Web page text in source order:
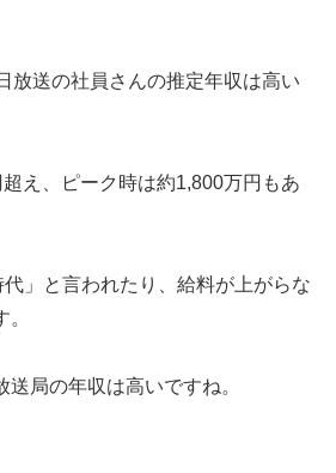
放送の社員さんの推定年収は高い
え、ピーク時は約1,800万円もあ
」と言われたり、給料が上がらな
局の年収は高いですね。